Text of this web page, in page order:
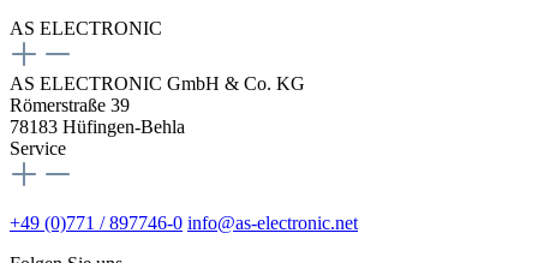
AS ELECTRONIC
AS ELECTRONIC GmbH & Co. KG
Römerstraße 39
78183 Hüfingen-Behla
Service
+49 (0)771 / 897746-0 info@as-electronic.net